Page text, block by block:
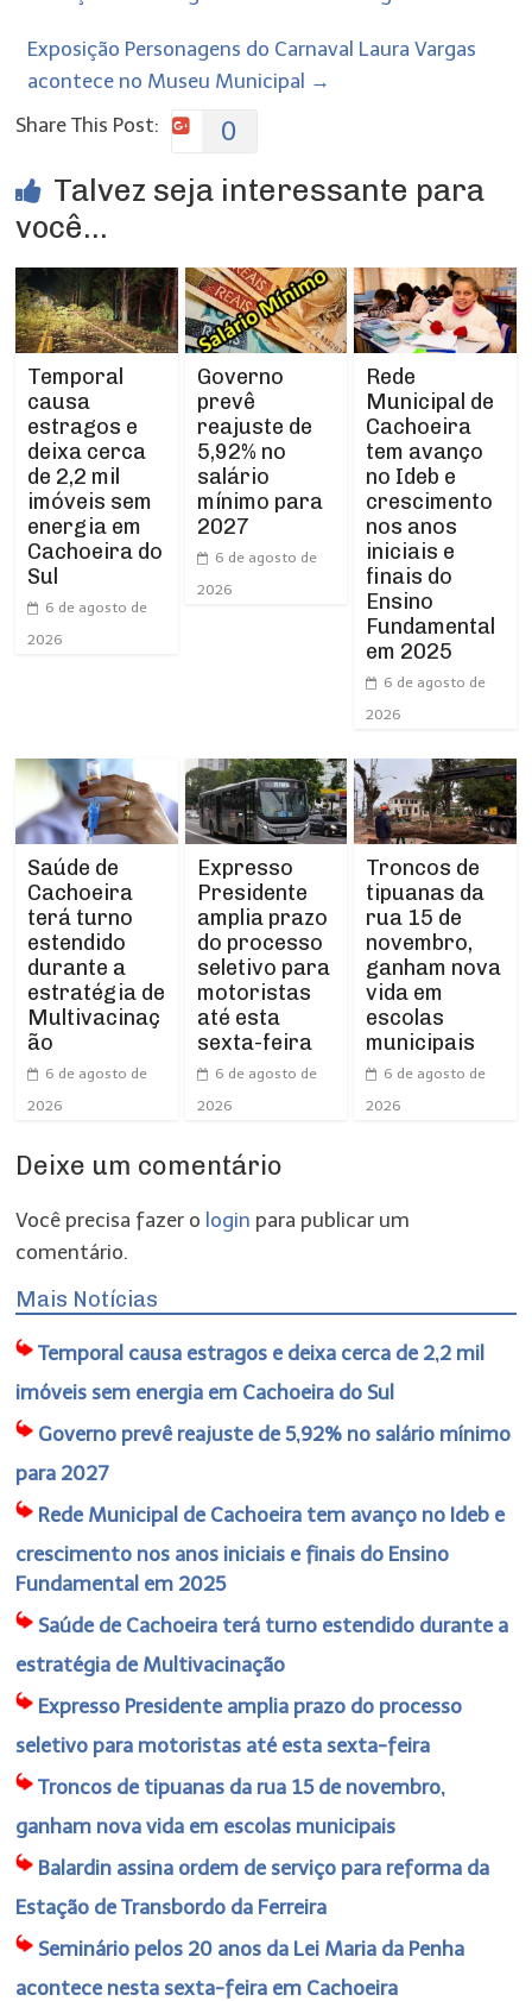
Exposição Personagens do Carnaval Laura Vargas
acontece no Museu Municipal →
Share This Post:
0
Talvez seja interessante para
você...
Temporal
causa
estragos e
deixa cerca
de 2,2 mil
imóveis sem
energia em
Cachoeira do
Sul
6 de agosto de
2026
Governo
prevê
reajuste de
5,92% no
salário
mínimo para
2027
6 de agosto de
2026
Rede
Municipal de
Cachoeira
tem avanço
no Ideb e
crescimento
nos anos
iniciais e
finais do
Ensino
Fundamental
em 2025
6 de agosto de
2026
Saúde de
Cachoeira
terá turno
estendido
durante a
estratégia de
Multivacinaç
ão
6 de agosto de
2026
Expresso
Presidente
amplia prazo
do processo
seletivo para
motoristas
até esta
sexta-feira
6 de agosto de
2026
Troncos de
tipuanas da
rua 15 de
novembro,
ganham nova
vida em
escolas
municipais
6 de agosto de
2026
Deixe um comentário
Você precisa fazer o login para publicar um
comentário.
Mais Notícias
Temporal causa estragos e deixa cerca de 2,2 mil
imóveis sem energia em Cachoeira do Sul
Governo prevê reajuste de 5,92% no salário mínimo
para 2027
Rede Municipal de Cachoeira tem avanço no Ideb e
crescimento nos anos iniciais e finais do Ensino
Fundamental em 2025
Saúde de Cachoeira terá turno estendido durante a
estratégia de Multivacinação
Expresso Presidente amplia prazo do processo
seletivo para motoristas até esta sexta-feira
Troncos de tipuanas da rua 15 de novembro,
ganham nova vida em escolas municipais
Balardin assina ordem de serviço para reforma da
Estação de Transbordo da Ferreira
Seminário pelos 20 anos da Lei Maria da Penha
acontece nesta sexta-feira em Cachoeira